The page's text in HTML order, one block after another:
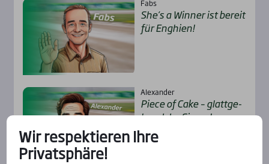
Fabs
She’s a Win­ner ist bereit
für Eng­hien!
Alexander
Pie­ce of Cake – glatt­ge­
hend der Sie­ger!
Wir respektieren Ihre
Privatsphäre!